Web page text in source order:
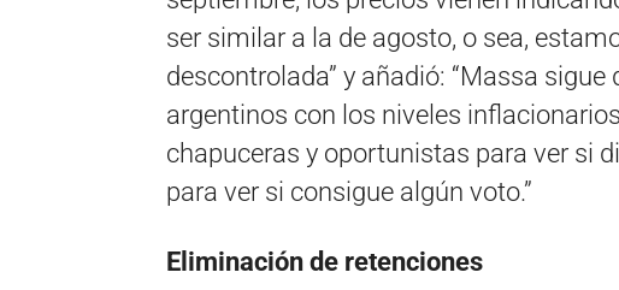
ser similar a la de agosto, o sea,
descontrolada” y añadió: “Massa
argentinos con los niveles
chapuceras y oportunistas para ver si
para ver si consigue algún voto.”
Eliminación de retenciones